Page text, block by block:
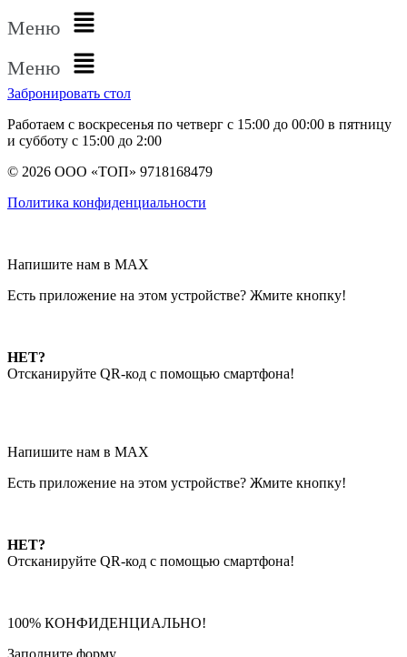
Меню
Меню
Забронировать стол
Работаем с воскресенья по четверг с 15:00 до 00:00 в пятницу
и субботу с 15:00 до 2:00
© 2026 ООО «ТОП» 9718168479
Политика конфиденциальности
Напишите нам в MAX
Есть приложение на этом устройстве? Жмите кнопку!
НЕТ?
Отсканируйте QR-код с помощью смартфона!
Напишите нам в MAX
Есть приложение на этом устройстве? Жмите кнопку!
НЕТ?
Отсканируйте QR-код с помощью смартфона!
100% КОНФИДЕНЦИАЛЬНО!
Заполните форму